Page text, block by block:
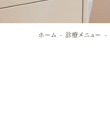
ホーム 診療メニュー